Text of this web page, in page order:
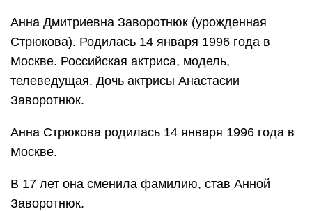
Анна Дмитриевна Заворотнюк (урожденная
Стрюкова). Родилась 14 января 1996 года в
Москве. Российская актриса, модель,
телеведущая. Дочь актрисы Анастасии
Заворотнюк.
Анна Стрюкова родилась 14 января 1996 года в
Москве.
В 17 лет она сменила фамилию, став Анной
Заворотнюк.